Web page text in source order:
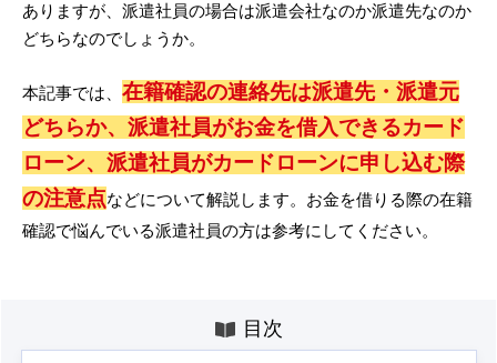
ありますが、派遣社員の場合は派遣会社なのか派遣先なのか
どちらなのでしょうか。
本記事では、 在籍確認の連絡先は派遣先・派遣元
どちらか、派遣社員がお金を借入できるカード
ローン、派遣社員がカードローンに申し込む際
の注意点などについて解説します。お金を借りる際の在籍
確認で悩んでいる派遣社員の方は参考にしてください。
目次